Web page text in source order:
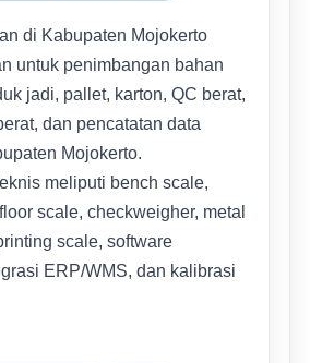
di Kabupaten Mojokerto
untuk penimbangan bahan
jadi, pallet, karton, QC berat,
dan pencatatan data
Mojokerto.
meliputi bench scale,
scale, checkweigher, metal
scale, software
ERP/WMS, dan kalibrasi